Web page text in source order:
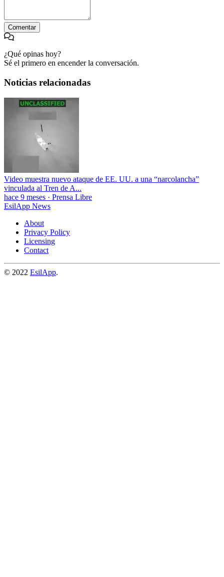
Comentar
¿Qué opinas hoy?
Sé el primero en encender la conversación.
Noticias relacionadas
Video muestra nuevo ataque de EE. UU. a una “narcolancha”
vinculada al Tren de A...
hace 9 meses · Prensa Libre
EsilApp News
About
Privacy Policy
Licensing
Contact
© 2022 EsilApp.